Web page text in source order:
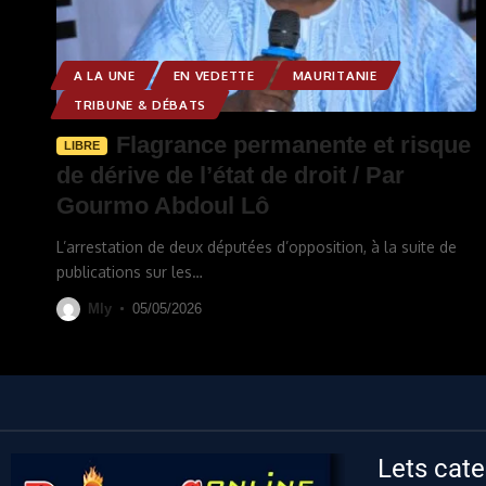
A LA UNE EN VEDETTE
MAURITANIE
TRIBUNE & DÉBATS
LIBRE
Flagrance permanente et risque
de dérive de l’état de droit / Par
Gourmo Abdoul Lô
L’arrestation de deux députées d’opposition, à la suite de
publications sur les…
Mly 05/05/2026
Lets